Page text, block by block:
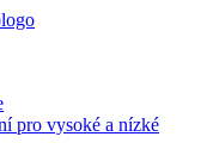
logo
pro vysoké a nízké